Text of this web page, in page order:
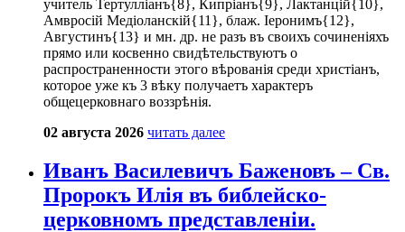
учитель Тертулліанъ{8}, Кипріанъ{9}, Лактанцій{10},
Амвросій Медіоланскій{11}, блаж. Іеронимъ{12},
Августинъ{13} и мн. др. не разъ въ своихъ сочиненіяхъ
прямо или косвенно свидѣтельствуютъ о
распространенности этого вѣрованія среди христіанъ,
которое уже къ 3 вѣку получаетъ характеръ
общецерковнаго воззрѣнія.
02 августа 2026 читать далее
Иванъ Василевичъ Баженовъ – Св.
Пророкъ Илія въ библейско-
церковномъ представленіи.